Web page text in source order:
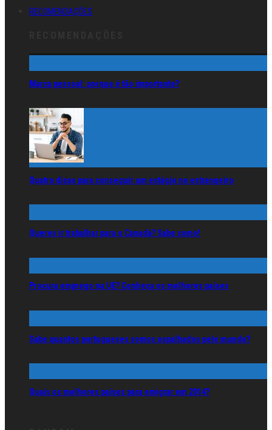
RECOMENDAÇÕES
Marca pessoal: porque é tão importante?
Quatro dicas para conseguir um estágio no estrangeiro
Queres ir trabalhar para o Canadá? Sabe como!
Procura emprego na UE? Conheça os melhores países
Sabe quantos portugueses somos espalhados pelo mundo?
Quais os melhores países para emigrar em 2014?